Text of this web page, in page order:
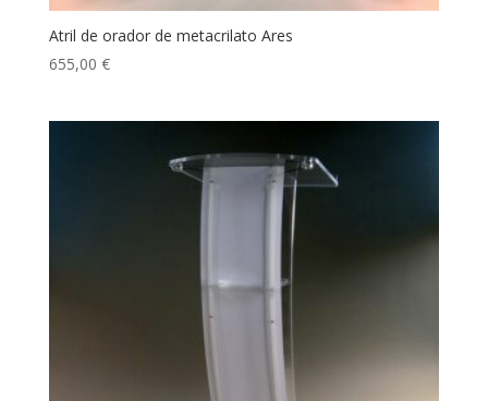
Atril de orador de metacrilato Ares
655,00 €